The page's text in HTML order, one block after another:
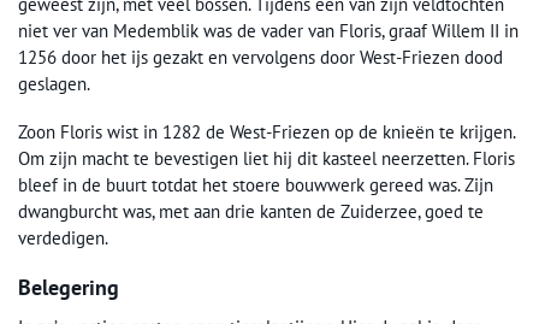
niet ver van Medemblik was de vader van Floris, graaf Willem II in
1256 door het ijs gezakt en vervolgens door West-Friezen dood
geslagen.
Zoon Floris wist in 1282 de West-Friezen op de knieën te krijgen.
Om zijn macht te bevestigen liet hij dit kasteel neerzetten. Floris
bleef in de buurt totdat het stoere bouwwerk gereed was. Zijn
dwangburcht was, met aan drie kanten de Zuiderzee, goed te
verdedigen.
Belegering